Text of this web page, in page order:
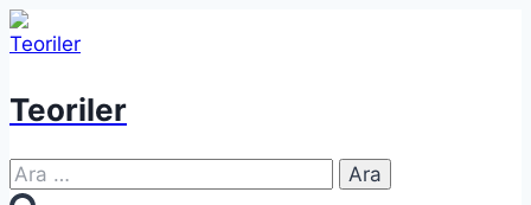
Skip
to
Teoriler
Arama: